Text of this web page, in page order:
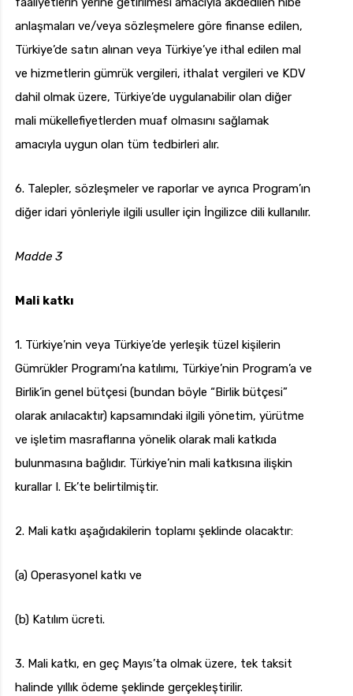
anlaşmaları ve/veya sözleşmelere göre finanse edilen,
Türkiye’de satın alınan veya Türkiye’ye ithal edilen mal
ve hizmetlerin gümrük vergileri, ithalat vergileri ve KDV
dahil olmak üzere, Türkiye’de uygulanabilir olan diğer
mali mükellefiyetlerden muaf olmasını sağlamak
amacıyla uygun olan tüm tedbirleri alır.
6. Talepler, sözleşmeler ve raporlar ve ayrıca Program’ın
diğer idari yönleriyle ilgili usuller için İngilizce dili kullanılır.
Madde 3
Mali katkı
1. Türkiye’nin veya Türkiye’de yerleşik tüzel kişilerin
Gümrükler Programı’na katılımı, Türkiye’nin Program’a ve
Birlik’in genel bütçesi (bundan böyle “Birlik bütçesi”
olarak anılacaktır) kapsamındaki ilgili yönetim, yürütme
ve işletim masraflarına yönelik olarak mali katkıda
bulunmasına bağlıdır. Türkiye’nin mali katkısına ilişkin
kurallar I. Ek’te belirtilmiştir.
2. Mali katkı aşağıdakilerin toplamı şeklinde olacaktır:
(a) Operasyonel katkı ve
(b) Katılım ücreti.
3. Mali katkı, en geç Mayıs’ta olmak üzere, tek taksit
halinde yıllık ödeme şeklinde gerçekleştirilir.